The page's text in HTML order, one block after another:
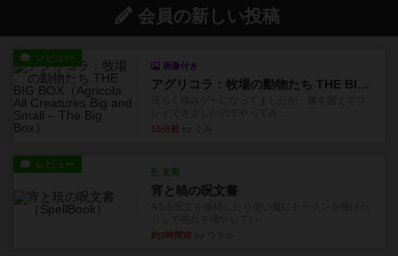
会員の新しい投稿
レビュー
画像付き
アグリコラ：牧場の動物たち THE BIG BOX
15分前
レビュー
充実
宵と暁の呪文書
約3時間前